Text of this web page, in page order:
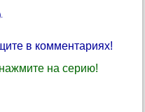
в комментариях!
на серию!